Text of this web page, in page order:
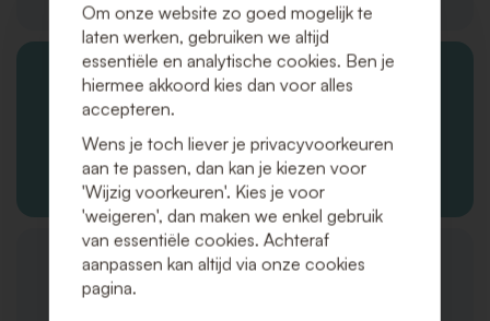
Bestellingen en verzending
Om onze website zo goed mogelijk te
laten werken, gebruiken we altijd
essentiële en analytische cookies. Ben je
hiermee akkoord kies dan voor alles
accepteren.
Wens je toch liever je privacyvoorkeuren
aan te passen, dan kan je kiezen voor
'Wijzig voorkeuren'. Kies je voor
'weigeren', dan maken we enkel gebruik
van essentiële cookies. Achteraf
aanpassen kan altijd via onze cookies
pagina.